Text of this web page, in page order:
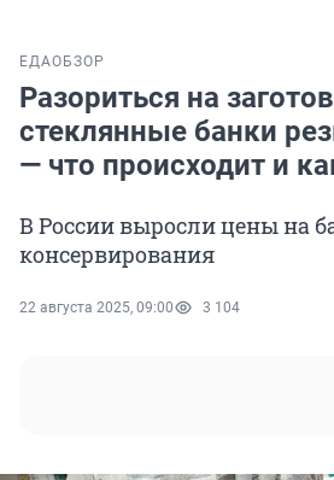
ЕДАОБЗОР
Разориться на
стеклянные банки
— что происходит и
В России выросли цены на
консервирования
22 августа 2025, 09:00 3 104